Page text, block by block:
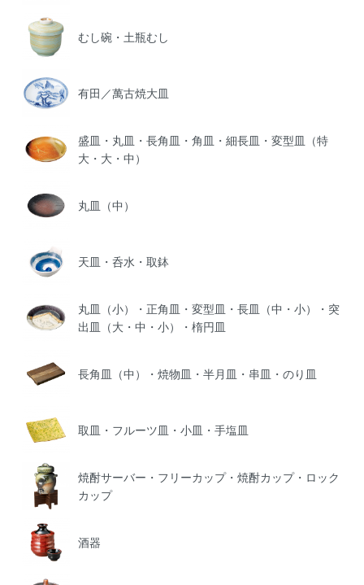
むし碗・土瓶むし
有田／萬古焼大皿
盛皿・丸皿・長角皿・角皿・細長皿・変型皿（特
大・大・中）
丸皿（中）
天皿・呑水・取鉢
丸皿（小）・正角皿・変型皿・長皿（中・小）・突
出皿（大・中・小）・楕円皿
長角皿（中）・焼物皿・半月皿・串皿・のり皿
取皿・フルーツ皿・小皿・手塩皿
焼酎サーバー・フリーカップ・焼酎カップ・ロック
カップ
酒器